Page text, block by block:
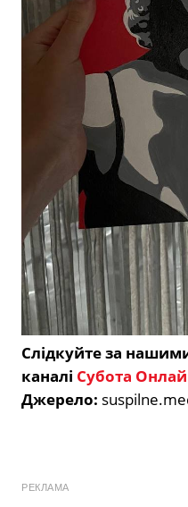
Слідкуйте за
каналі Субота
Джерело:
РЕКЛАМА